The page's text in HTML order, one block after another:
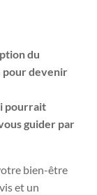
du
pour devenir
pourrait
guider par
bien-être
et un